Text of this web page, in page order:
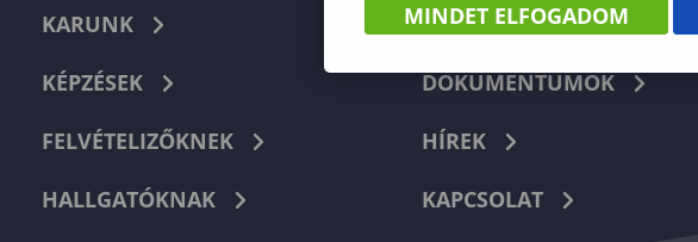
KARUNK
KÉPZÉSEK
FELVÉTELIZŐKNEK
HALLGATÓKNAK
TELEFONKÖNYV
DOKUMENTUMOK
HÍREK
KAPCSOLAT
MINDET ELFOGADOM